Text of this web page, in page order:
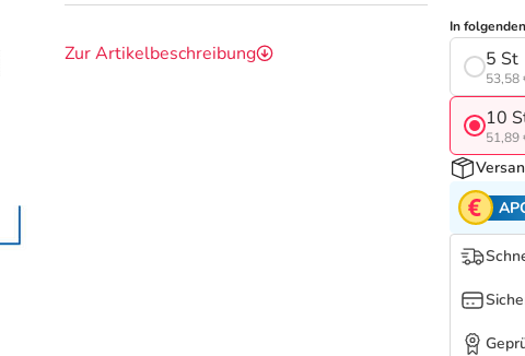
Zur Artikelbeschreibung
In
5 St
53,58
10
51,89